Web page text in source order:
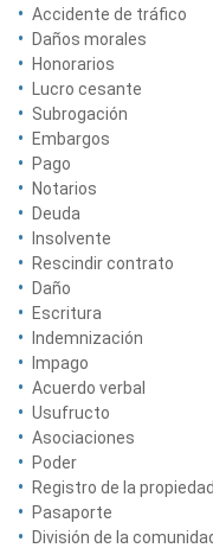
Accidente de tráfico
Daños morales
Honorarios
Lucro cesante
Subrogación
Embargos
Pago
Notarios
Deuda
Insolvente
Rescindir contrato
Daño
Escritura
Indemnización
Impago
Acuerdo verbal
Usufructo
Asociaciones
Poder
Registro de la propiedad
Pasaporte
División de la